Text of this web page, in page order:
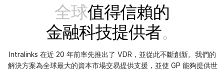
全球值得信賴的
金融科技提供者。
Intralinks 在近 20 年前率先推出了 VDR，並從此不斷創新。我們的
解決方案為全球最大的資本市場交易提供支援，並使 GP 能夠提供世